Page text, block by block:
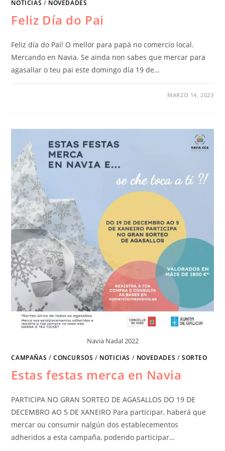
NOTICIAS / NOVEDADES
Feliz Día do Pai
Feliz día do Pai! O mellor para papá no comercio local.
Mercando en Navia. Se ainda non sabes que mercar para
agasallar o teu pai este domingo día 19 de…
MARZO 14, 2023
Navia Nadal 2022
CAMPAÑAS /CONCURSOS / NOTICIAS / NOVEDADES /SORTEO
Estas festas merca en Navia
PARTICIPA NO GRAN SORTEO DE AGASALLOS DO 19 DE
DECEMBRO AO 5 DE XANEIRO Para participar, haberá que
mercar ou consumir nalgún dos establecementos
adheridos a esta campaña, podendo participar…